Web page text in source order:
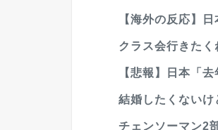
【海外の反応】
クラス会行きたく
【悲報】日本「
結婚したくないけ
チェンソーマン2